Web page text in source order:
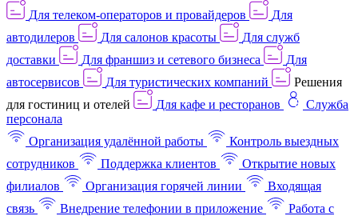
Для телеком-операторов и провайдеров
Для
автодилеров
Для салонов красоты
Для служб
доставки
Для франшиз и сетевого бизнеса
Для
автосервисов
Для туристических компаний
Решения
для гостиниц и отелей
Для кафе и ресторанов
Служба
персонала
Организация удалённой работы
Контроль выездных
сотрудников
Поддержка клиентов
Открытие новых
филиалов
Организация горячей линии
Входящая
связь
Внедрение телефонии в приложение
Работа с